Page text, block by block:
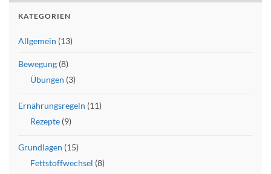
KATEGORIEN
Allgemein (13)
Bewegung (8)
Übungen (3)
Ernährungsregeln (11)
Rezepte (9)
Grundlagen (15)
Fettstoffwechsel (8)